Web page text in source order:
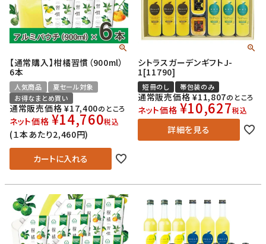
【通常購入】柑橘習慣（900ml）
6本
人気商品
夏セール対象
お得なまとめ買い
通常販売価格 ¥17,400のところ
ネット価格 ¥14,760税込
(１本あたり2,460円)
カートに入れる
シトラスガーデンギフトJ-
1[11790]
短冊のし 帯包装のみ
通常販売価格 ¥11,807のところ
ネット価格 ¥10,627税込
詳細を見る